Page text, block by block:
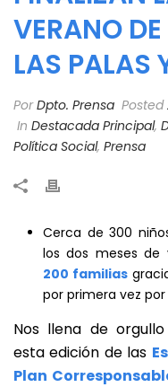
VERANO
LAS PALAS
PorDpto. Prensa Posted
In Destacada Principal,
Política Social, Prensa
Cerca de 300
los dos meses de
200 familias
por primera vez
Nos llena de
esta edición de las
Plan